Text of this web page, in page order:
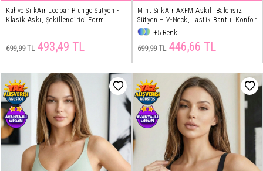
Kahve SilkAir Leopar Plunge Sütyen -
Klasik Askı, Şekillendirici Form
699,99 TL 493,49 TL
Mint SilkAir AXFM Askılı Balensiz
Sütyen – V-Neck, Lastik Bantlı, Konfor
Destek+5 Renk
699,99 TL 446,66 TL